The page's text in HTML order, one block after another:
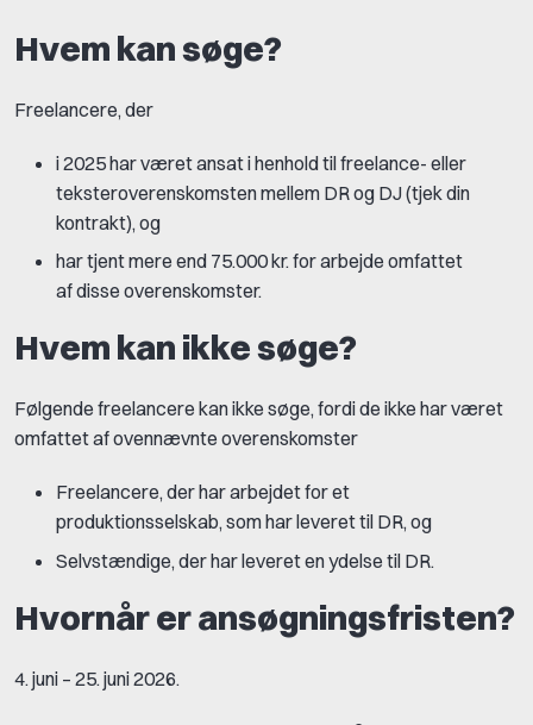
Hvem kan søge?
Freelancere, der
i 2025 har været ansat i henhold til freelance- eller
teksteroverenskomsten mellem DR og DJ (tjek din
kontrakt), og
har tjent mere end 75.000 kr. for arbejde omfattet
af disse overenskomster.
Hvem kan ikke søge?
Følgende freelancere kan ikke søge, fordi de ikke har været
omfattet af ovennævnte overenskomster
Freelancere, der har arbejdet for et
produktionsselskab, som har leveret til DR, og
Selvstændige, der har leveret en ydelse til DR.
Hvornår er ansøgningsfristen?
4. juni – 25. juni 2026.